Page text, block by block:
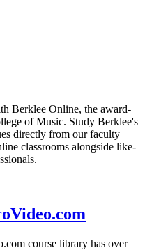
Berklee Online, the award-
of Music. Study Berklee's
directly from our faculty
classrooms alongside like-
course library has over